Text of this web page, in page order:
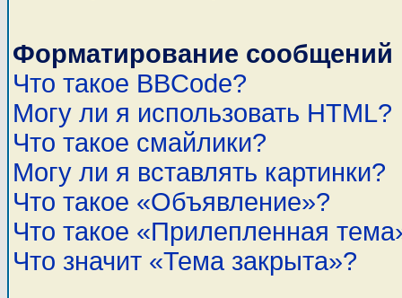
Форматирование
Что такое BBCode?
Могу ли я использовать HTML?
Что такое смайлики?
Могу ли я вставлять картинки?
Что такое «Объявление»?
Что такое «Прилепленная
Что значит «Тема закрыта»?